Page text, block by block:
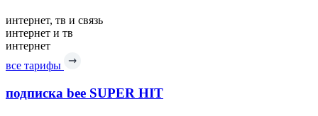
интернет, тв и связь
интернет и тв
интернет
все тарифы
подписка bee SUPER HIT